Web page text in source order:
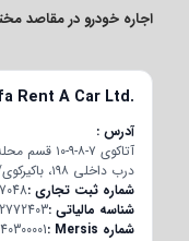
اجاره خودرو در مقاصد
Rent A Car Ltd.
آدرس
درب داخلی ۱۹۸، باکیرکوی/استانبول، ترکیه
شماره ثبت تجاری
شناسه مالیاتی
شماره Mersis